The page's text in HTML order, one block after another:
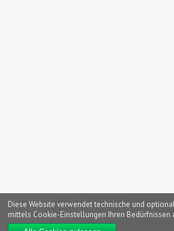
Diese Website verwendet technische und
mittels Cookie-Einstellungen Ihren